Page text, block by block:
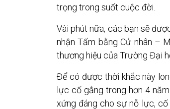
trọng trong suốt cuộc đời.
Vài phút nữa, các bạn sẽ
nhận Tấm bằng Cử nhân –
thương hiệu của Trường Đại
Để có được thời khắc này
lực cố gắng trong hơn 4
xứng đáng cho sự nỗ lực,